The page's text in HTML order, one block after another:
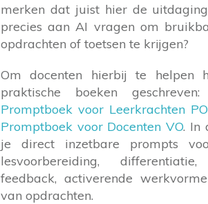
merken dat juist hier de
precies aan AI vragen om
opdrachten of toetsen te krijgen?
Om docenten hierbij te helpen
praktische boeken
Promptboek voor Leerkrachten PO
Promptboek voor Docenten VO. In
je direct inzetbare prompts
lesvoorbereiding,
feedback, activerende
van opdrachten.